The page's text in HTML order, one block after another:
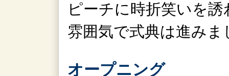
ピーチに時折笑いを
雰囲気で式典は進みま
オープニング